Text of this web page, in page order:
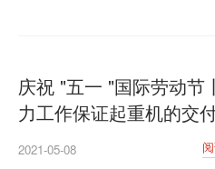
庆祝 "五一 "国际劳动节
力工作保证起重机的交
2021-05-08